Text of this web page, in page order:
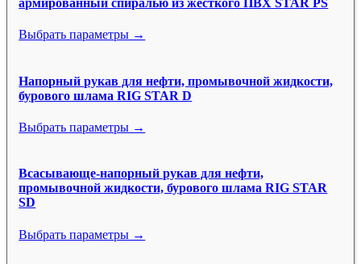
армированный спиралью из жесткого ПВХ STAR PS
Выбрать параметры →
Напорный рукав для нефти, промывочной жидкости,
бурового шлама RIG STAR D
Выбрать параметры →
Всасывающе-напорный рукав для нефти,
промывочной жидкости, бурового шлама RIG STAR
SD
Выбрать параметры →